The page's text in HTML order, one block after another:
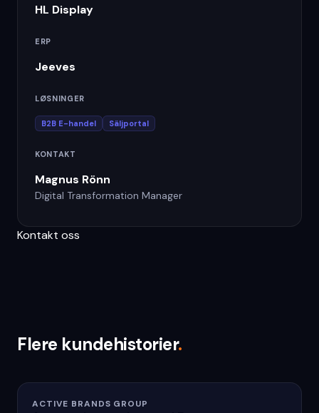
HL Display
ERP
Jeeves
LØSNINGER
B2B E-handel Säljportal
KONTAKT
Magnus Rönn
Digital Transformation Manager
Kontakt oss
Flere kundehistorier.
ACTIVE BRANDS GROUP